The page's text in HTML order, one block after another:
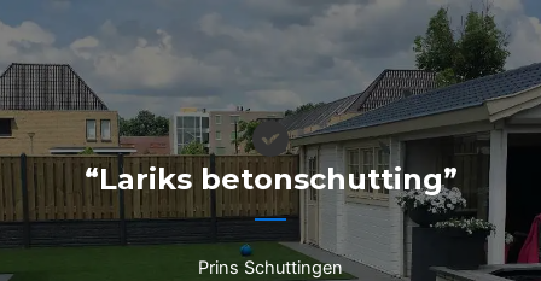
naar
de
inhoud
“Lariks betonschutting”
Prins Schuttingen